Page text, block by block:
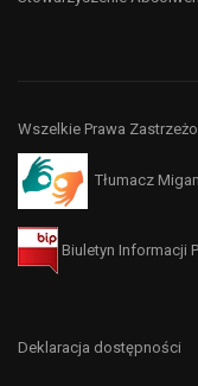
Wszelkie Prawa
Tłumacz
Biuletyn Informacji
Deklaracja dostępności